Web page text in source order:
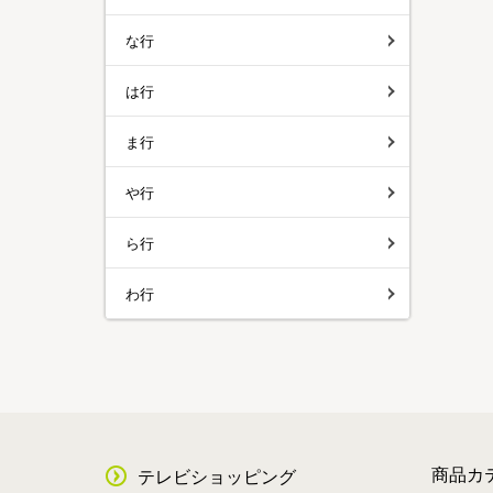
な行
は行
ま行
や行
ら行
わ行
テレビショッピング 商品カ